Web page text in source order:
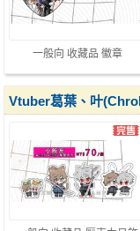
一般向 收藏品 徽章
Vtuber葛葉、叶